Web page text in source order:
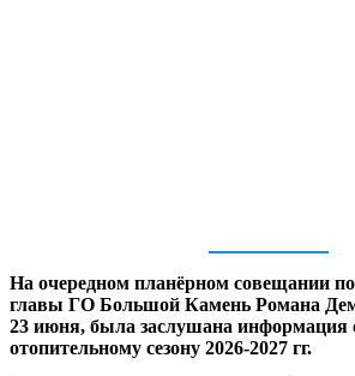
На очередном планёрном совещании
главы ГО Большой Камень Романа
23 июня, была заслушана информация
отопительному сезону 2026-2027 гг.